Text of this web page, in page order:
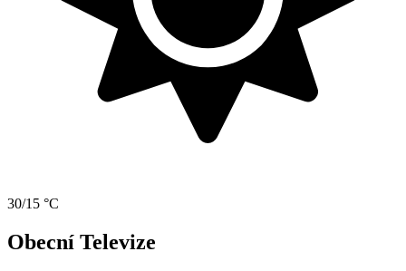
30/15 °C
Obecní Televize